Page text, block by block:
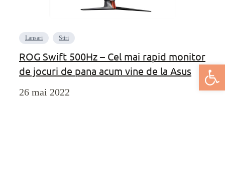
Deschide
Lansari Stiri
ROG Swift 500Hz – Cel mai rapid monitor
de jocuri de pana acum vine de la Asus
26 mai 2022